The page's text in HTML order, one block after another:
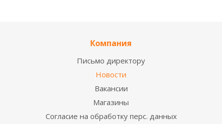
Компания
Письмо директору
Новости
Вакансии
Магазины
Согласие на обработку перс. данных